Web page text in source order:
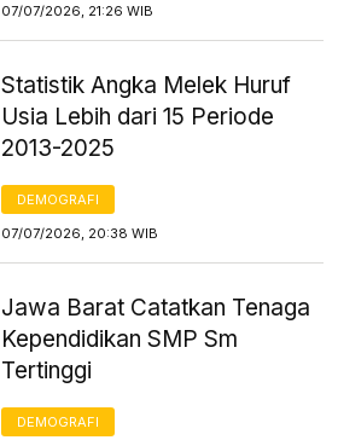
07/07/2026, 21:26 WIB
Statistik Angka Melek Huruf
Usia Lebih dari 15 Periode
2013-2025
DEMOGRAFI
07/07/2026, 20:38 WIB
Jawa Barat Catatkan Tenaga
Kependidikan SMP Sm
Tertinggi
DEMOGRAFI